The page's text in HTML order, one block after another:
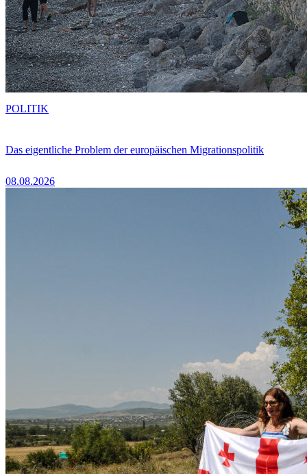
Das eigentliche Problem der europäischen Migrationspolitik
08.08.2026
POLITIK